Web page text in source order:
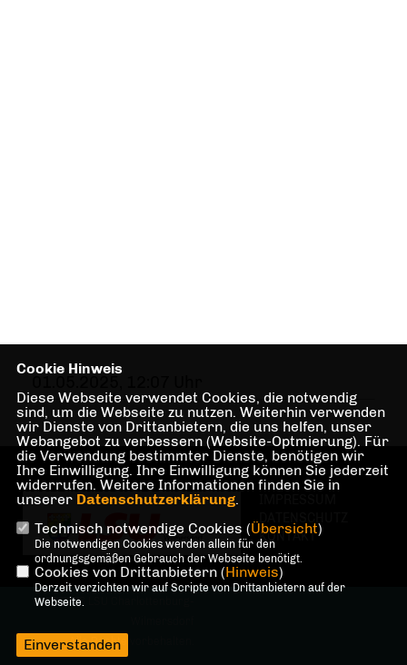
KONTAKT
@2026 LSU Charlottenburg-
Alle Rechte vorbehalten.
Cookie Hinweis
Diese Webseite verwendet Cookies, die notwendig
sind, um die Webseite zu nutzen. Weiterhin verwenden
wir Dienste von Drittanbietern, die uns helfen, unser
Webangebot zu verbessern (Website-Optmierung). Für
die Verwendung bestimmter Dienste, benötigen wir
Ihre Einwilligung. Ihre Einwilligung können Sie jederzeit
widerrufen. Weitere Informationen finden Sie in
unserer Datenschutzerklärung.
Technisch notwendige Cookies (Übersicht)
Die notwendigen Cookies werden allein für den
ordnungsgemäßen Gebrauch der Webseite benötigt.
Cookies von Drittanbietern (Hinweis)
Derzeit verzichten wir auf Scripte von Drittanbietern auf der
Webseite.
Einverstanden